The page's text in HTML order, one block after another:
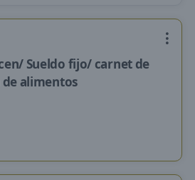
Sueldo fijo/ carnet de
alimentos